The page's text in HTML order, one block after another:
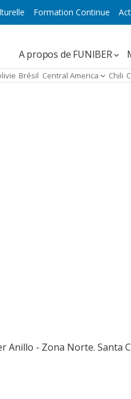
Formation Continue
Navegación
principal
micro
A propos de FUNIBER
Brésil Central America Chili
Anillo - Zona Norte. Santa